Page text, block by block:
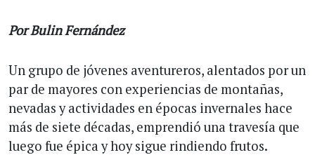
Por Bulin Fernández
Un grupo de jóvenes aventureros, alentados por un
par de mayores con experiencias de montañas,
nevadas y actividades en épocas invernales hace
más de siete décadas, emprendió una travesía que
luego fue épica y hoy sigue rindiendo frutos.